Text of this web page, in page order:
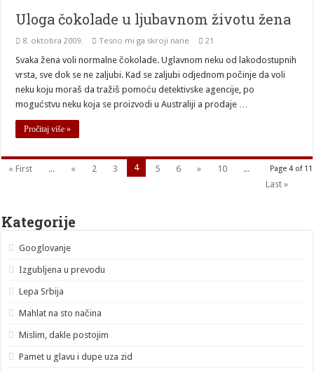
Uloga čokolade u ljubavnom životu žena
8. oktobra 2009. Tesno mi ga skroji nane
21
Svaka žena voli normalne čokolade. Uglavnom neku od lakodostupnih
vrsta, sve dok se ne zaljubi. Kad se zaljubi odjednom počinje da voli
neku koju moraš da tražiš pomoću detektivske agencije, po
mogućstvu neku koja se proizvodi u Australiji a prodaje …
Pročitaj više »
Page 4 of 11
« First ... « 2 3 4 5 6 » 10
...
Last »
Kategorije
Googlovanje
Izgubljena u prevodu
Lepa Srbija
Mahlat na sto načina
Mislim, dakle postojim
Pamet u glavu i dupe uza zid